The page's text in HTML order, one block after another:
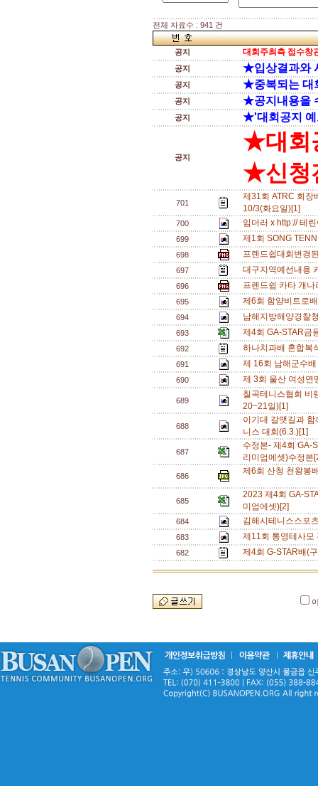
전체 자료수 : 941 건
공지 대회주최측 접수창
공지 ★입상결과와
공지 ★중복되는 대
공지 ★공지내용을
공지 ★'대회공지 예
공지
★대회
★신청
701
제31회 ATRC 회장
10/3(화요일)[1]
700 임더러 x http:// 테
699 제1회 SONG
698 프렌드쉽대회변경
697 대구지역예선내용
696 프렌드쉽 카타 개
695 제6회 함양비트로
694 남해지방해양경찰
693 제4회 GA-STAR금
692 하나치과배 혼합복
691 제 16회 남해군수
690 제 3회 울산 여성
689
칠곡테니스협회 비
20~21일)[1]
688
이기대 갈맷길과
니스 대회(6.3.)[1]
687
수정본- 제4회 GA-
리미엄에셋)수정
686 제6회 산청 천왕봉
685
2023 제4회 GA-
미엄에셋)[2]
684 김해시테니스스포
683 제11회 통영테사
682 제4회 G-STAR배(